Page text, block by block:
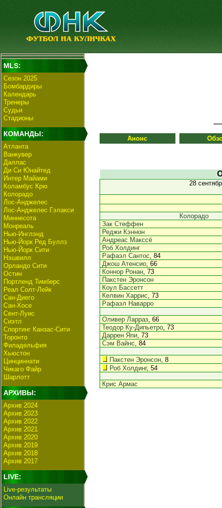
MLS:
Сезон 2025
Бомбардиры
Календарь
Тренеры
Судьи
Стадионы
КОМАНДЫ:
Атланта
Ванкувер
Даллас
Ди Си Юнайтед
Интер Майами
Коламбус Крю
Колорадо
Лос-Анджелес
Лос-Анджелес Гэлакси
Миннесота
Монреаль
Нью-Инглэнд
Нью-Йорк Ред Буллз
Нью-Йорк Сити
Нэшвилл
Орландо Сити
Остин
Портленд Тимберс
Реал Солт-Лейк
Сан-Диего
Сан-Хосе
Сент-Луис
Сиэтл
Спортинг Канзас-Сити
Торонто
Филадельфия
Хьюстон
Цинциннати
Чикаго Файр
Шарлотт
АРХИВЫ:
Архив 2024
Архив 2023
Архив 2022
Архив 2021
Архив 2020
Архив 2019
Архив 2018
Архив 2017
LIVE:
Live-результаты
Онлайн трансляции
Анонс
28
Колорадо
Зак Стеффен
Реджи Кэннон
Андреас Макссё
Роб Холдинг
Рафаэл Сантос, 84
Джош Атенсио, 66
Коннор Ронан, 73
Пакстен Эронсон
Коул Бассетт
Келвин Харрис, 73
Рафаэл Наварро
Оливер Ларраз, 66
Теодор Ку-Дипьетро, 73
Даррен Япи, 73
Сэм Вайнс, 84
Пакстен Эронсон, 8
Роб Холдинг, 54
Крис Армас